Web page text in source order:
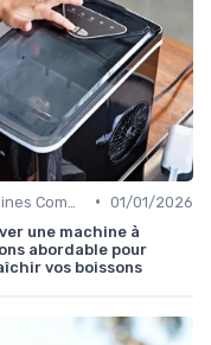
• 01/01/2026
une machine à
abordable pour
vos boissons